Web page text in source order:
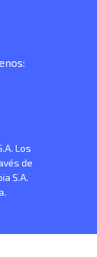
Los
de
S.A.